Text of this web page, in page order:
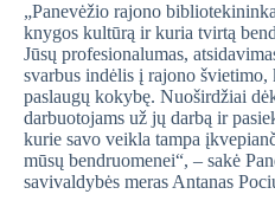
„Panevėžio rajono
knygos kultūrą ir kuria tvirtą
Jūsų profesionalumas,
svarbus indėlis į rajono
paslaugų kokybę. Nuoširdžiai
darbuotojams už jų darbą ir
kurie savo veikla tampa
mūsų bendruomenei“, – sakė
savivaldybės meras Antanas